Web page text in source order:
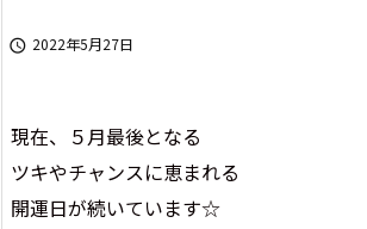
 2022年5月27日
現在、５月最後となる
ツキやチャンスに恵まれる
開運日が続いています☆